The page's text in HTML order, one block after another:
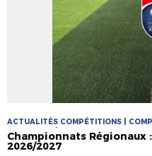
ACTUALITÉS COMPÉTITIONS |
PRATIQUES | PRATIQUES JEUNES
Championnats
2026/2027